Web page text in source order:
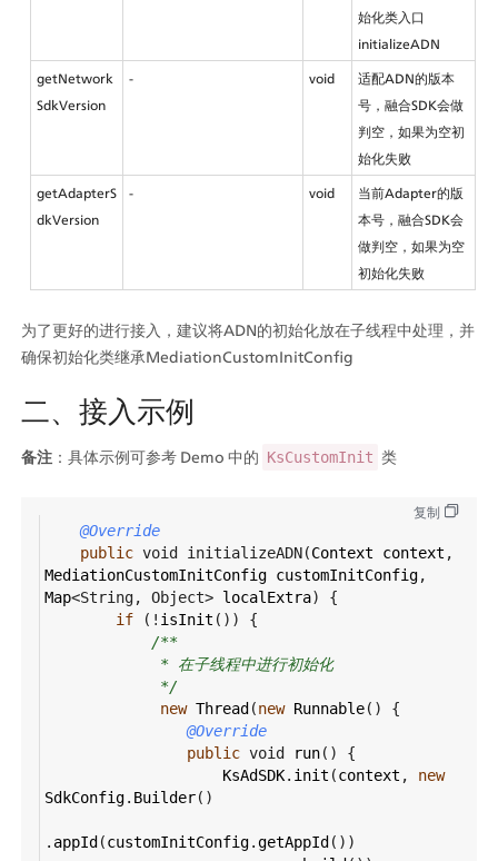
始化类入口
initializeADN
getNetwork
SdkVersion
- void
适配ADN的版本
号，融合SDK会做
判空，如果为空初
始化失败
getAdapterS
dkVersion
- void
当前Adapter的版
本号，融合SDK会
做判空，如果为空
初始化失败
为了更好的进行接入，建议将ADN的初始化放在子线程中处理，并
确保初始化类继承MediationCustomInitConfig
二、接入示例
备注 ：具体示例可参考 Demo 中的 KsCustomInit 类
复制
@Override
public void initializeADN(Context context
MediationCustomInitConfig customInitConfig
Map<String, Object> localExtra) {
if ( ! isInit ()) {
/**
* 在子线程中进行初始化
*/
new Thread (new Runnable() {
@Override
public void run() {
KsAdSDK. init (context , new
SdkConfig. Builder()
. appId (customInitConfig.getAppId ())